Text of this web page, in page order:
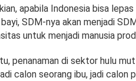
apabila Indonesia bisa
SDM-nya akan menjadi
untuk menjadi manusia
penanaman di sektor hulu
calon seorang ibu, jadi calon